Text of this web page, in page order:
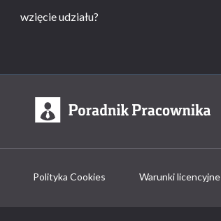
wzięcie udziału?
Polityka Cookies Warunki licencyjne